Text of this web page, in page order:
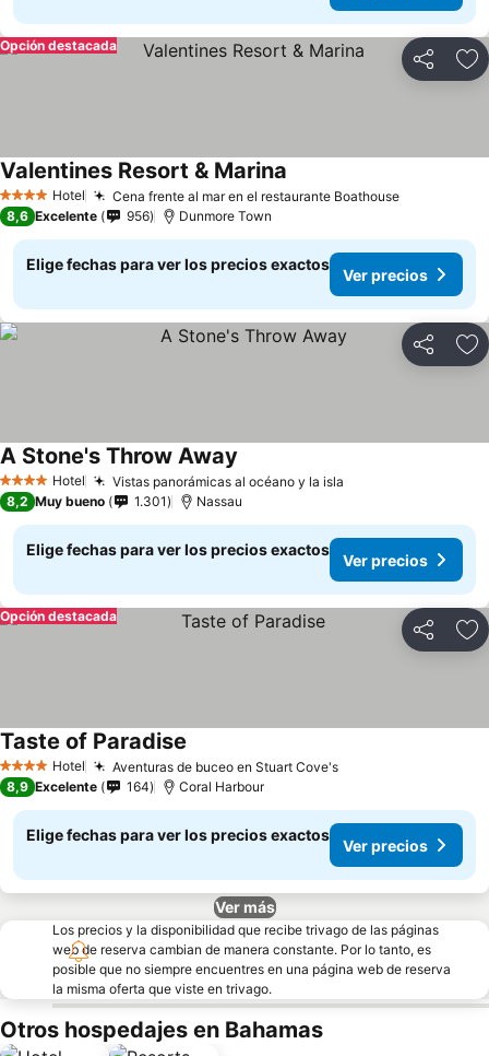
Compartir
Opción destacada
4 EstrellasHotel Cena frente al mar en el restaurante Boathouse
Valentines Resort & Marina
8,6 Excelente 956 Dunmore Town
Elige fechas para ver los precios exactos
Ver precios
Compartir
4 EstrellasHotel Vistas panorámicas al océano y la isla
A Stone's Throw Away
8,2 Muy bueno 1.301 Nassau
Elige fechas para ver los precios exactos
Ver precios
Compartir
Opción destacada
4 EstrellasHotel Aventuras de buceo en Stuart Cove's
Taste of Paradise
8,9 Excelente 164 Coral Harbour
Elige fechas para ver los precios exactos
Ver precios
Ver más
Los precios y la disponibilidad que recibe trivago de las páginas
web de reserva cambian de manera constante. Por lo tanto, es
posible que no siempre encuentres en una página web de reserva
la misma oferta que viste en trivago.
Otros hospedajes en Bahamas